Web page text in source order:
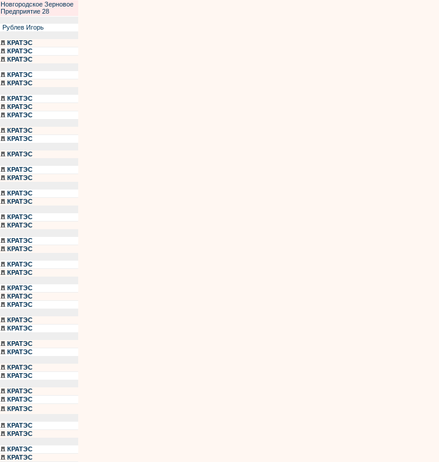
Новгородское Зерновое
Предприятие 28
Рублев Игорь
КРАТЭС
КРАТЭС
КРАТЭС
КРАТЭС
КРАТЭС
КРАТЭС
КРАТЭС
КРАТЭС
КРАТЭС
КРАТЭС
КРАТЭС
КРАТЭС
КРАТЭС
КРАТЭС
КРАТЭС
КРАТЭС
КРАТЭС
КРАТЭС
КРАТЭС
КРАТЭС
КРАТЭС
КРАТЭС
КРАТЭС
КРАТЭС
КРАТЭС
КРАТЭС
КРАТЭС
КРАТЭС
КРАТЭС
КРАТЭС
КРАТЭС
КРАТЭС
КРАТЭС
КРАТЭС
КРАТЭС
КРАТЭС
КРАТЭС